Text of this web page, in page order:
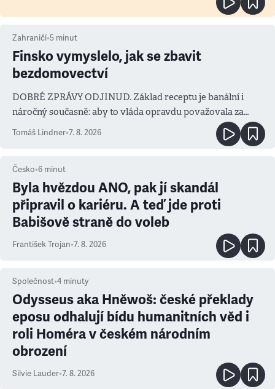
Zahraničí•5 minut
Finsko vymyslelo, jak se zbavit
bezdomovectví
DOBRÉ ZPRÁVY ODJINUD. Základ receptu je banální i
náročný současně: aby to vláda opravdu považovala za
Tomáš Lindner•7. 8. 2026
Česko•6 minut
Byla hvězdou ANO, pak jí skandál
připravil o kariéru. A teď jde proti
Babišově straně do voleb
František Trojan•7. 8. 2026
Společnost•4 minuty
Odysseus aka Hněwoš: české překlady
eposu odhalují bídu humanitních věd i
roli Homéra v českém národním
obrození
Silvie Lauder•7. 8. 2026